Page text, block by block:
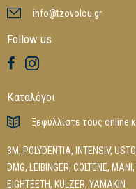
info@tzovolou.gr
Follow us
Καταλόγοι
Ξεφυλλίστε τους online
3M, POLYDENTIA, INTENSIV,
DMG, LEIBINGER, COLTENE, MANI ,
EIGHTEETH, KULZER, YAMAKIN